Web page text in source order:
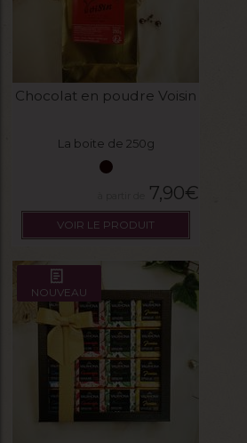
Chocolat en poudre Voisin
La boite de 250g
7,90€
VOIR LE PRODUIT
NOUVEAU